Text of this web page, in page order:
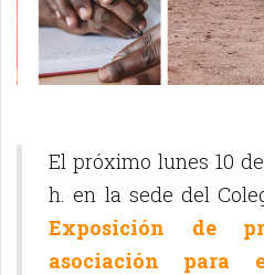
El próximo lunes 10
h. en la sede del
Exposición de
asociación para